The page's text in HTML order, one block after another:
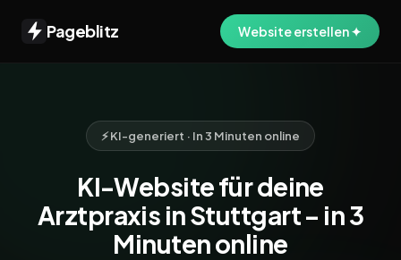
Pageblitz Website erstellen ✦
⚡ KI-generiert · In 3 Minuten online
KI-Website für deine
Arztpraxis in Stuttgart – in 3
Minuten online